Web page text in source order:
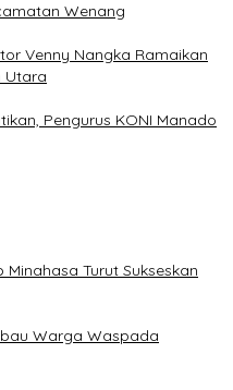
Wenang
Venny Nangka Ramaikan
Utara
Pengurus KONI Manado
Turut Sukseskan
Warga Waspada